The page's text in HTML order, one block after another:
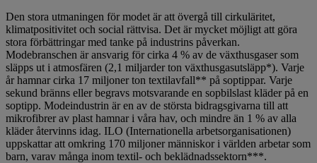
Den stora utmaningen för modet är att övergå till cirkuläritet,
klimatpositivitet och social rättvisa. Det är mycket möjligt att göra
stora förbättringar med tanke på industrins påverkan.
Modebranschen är ansvarig för cirka 4 % av de växthusgaser som
släpps ut i atmosfären (2,1 miljarder ton växthusgasutsläpp*). Varje
år hamnar cirka 17 miljoner ton textilavfall** på soptippar. Varje
sekund bränns eller begravs motsvarande en sopbilslast kläder på en
soptipp. Modeindustrin är en av de största bidragsgivarna till att
mikrofibrer av plast hamnar i våra hav, och mindre än 1 % av alla
kläder återvinns idag. ILO (Internationella arbetsorganisationen)
uppskattar att omkring 170 miljoner människor i världen arbetar som
barn, varav många inom textil- och beklädnadssektorn***.